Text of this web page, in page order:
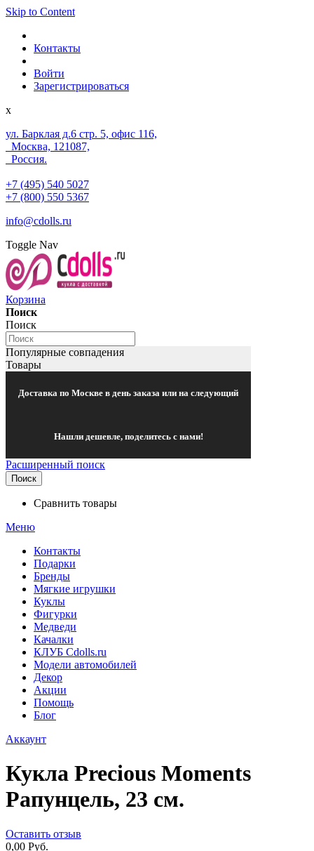
Skip to Content
Контакты
Войти
Зарегистрироваться
x
ул. Барклая д.6 стр. 5, офис 116,
Москва, 121087,
Россия.
+7 (495) 540 5027
+7 (800) 550 5367
info@cdolls.ru
Toggle Nav
Корзина
Поиск
Поиск
Популярные совпадения
Товары
Доставка по Москве в день заказа или на следующий
Нашли дешевле, поделитесь с нами!
Расширенный поиск
Поиск
Сравнить товары
Меню
Контакты
Подарки
Бренды
Мягкие игрушки
Куклы
Фигурки
Медведи
Качалки
КЛУБ Cdolls.ru
Модели автомобилей
Декор
Акции
Помощь
Блог
Аккаунт
Кукла Precious Moments
Рапунцель, 23 см.
Оставить отзыв
0,00 Руб.